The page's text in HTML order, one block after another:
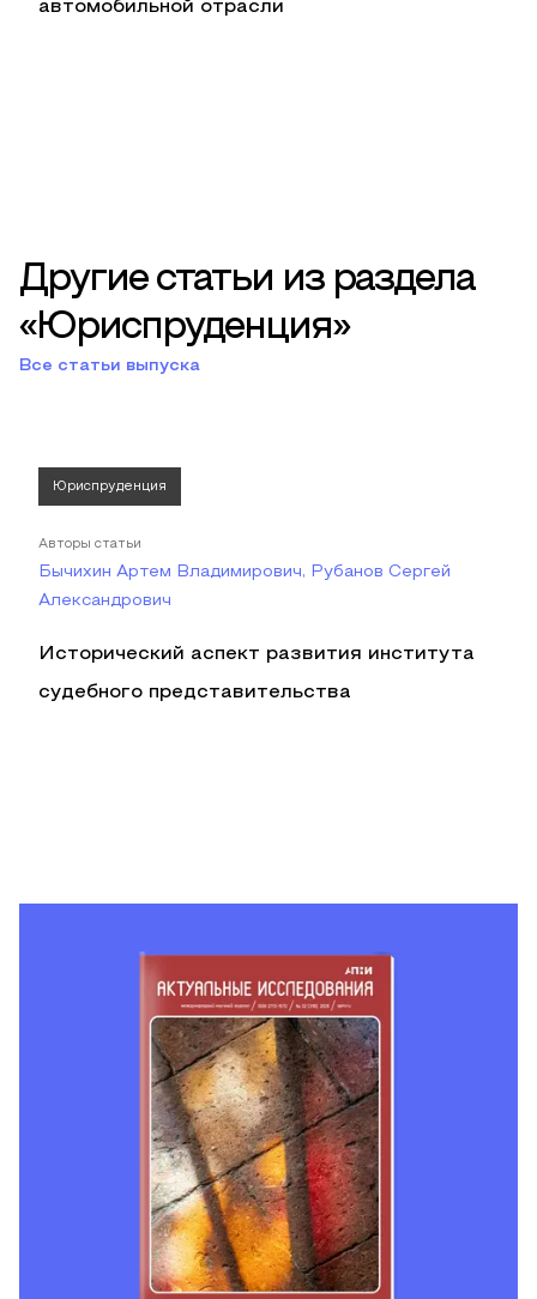
автомобильной отрасли
Другие статьи из раздела
«Юриспруденция»
Все статьи выпуска
Юриспруденция
Авторы статьи
Бычихин Артем Владимирович, Рубанов Сергей
Александрович
Исторический аспект развития института
судебного представительства